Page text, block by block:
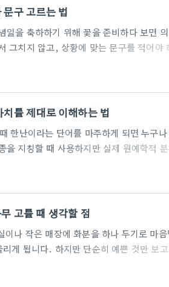
구 고르는 법
일을 축하하기 위해 꽃을 준비하다 보면
그치지 않고, 상황에 맞는 문구를 적어야
라면 너무 가볍지 않으면서도 메시지가 명
나 전시회에 화분을 보낼 때 가장 많이
형화된 표현입니다. 하지만 받는 사람과
를 제대로 이해하는 법
한난이라는 단어를 마주하게 되면 누구
지칭할 때 사용하지만 실제 원예학적 분
을 준다. 전문가의 시각에서 볼 때 식물로
보는 연습이 필요하다. 동양란은 서양란
이나 한란과 같은 품종은 생육 조건이…
고를 때 생각할 점
나 작은 매장에 화분을 하나 두기로 마
게 됩니다. 하지만 단순히 예쁜 것만 보고
물이 버티는 힘이 완전히 다릅니다. 직사